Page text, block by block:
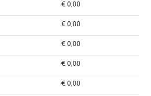
€ 0,00
€ 0,00
€ 0,00
€ 0,00
€ 0,00